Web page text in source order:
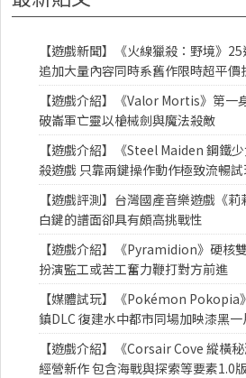
【遊戲新聞】《火線獵殺：野境》
追加大量內容同時系舊作限時超平價
【遊戲介紹】《Valor Mortis》第一
破崙軍亡靈以槍械劍與魔法殺敵
【遊戲介紹】《Steel Maiden 鋼鐵
殺遊戲 只靠兩鍵操作動作極致流暢
【遊戲評測】台灣國產音樂遊戲《
白鍵的譜面卻具有頗高挑戰性
【遊戲介紹】《Pyramidion》硬核
扮演監工或苦工奮力鞭打對方前進
【媒體試玩】《Pokémon Pokopia
鎮DLC 復建水中都市同場加映漆黑
【遊戲介紹】《Corsair Cove 縱橫
經營新作 包含海戰與探索等要素1.0